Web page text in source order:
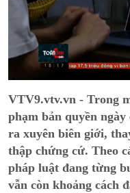
VTV9.vtv.vn - Trong
phạm bản quyền
ra xuyên biên giới,
thập chứng cứ. Theo
pháp luật đang từng
vẫn còn khoảng cách